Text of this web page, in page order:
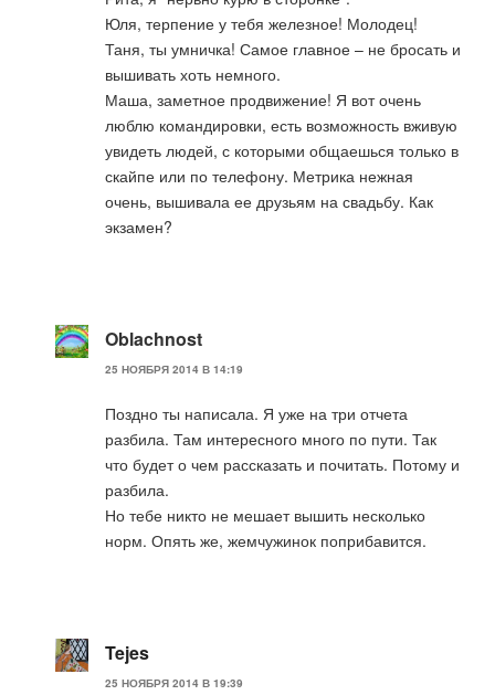
Юля, терпение у тебя железное! Молодец!
Таня, ты умничка! Самое главное – не бросать и
вышивать хоть немного.
Маша, заметное продвижение! Я вот очень
люблю командировки, есть возможность вживую
увидеть людей, с которыми общаешься только в
скайпе или по телефону. Метрика нежная
очень, вышивала ее друзьям на свадьбу. Как
экзамен?
Oblachnost
25 НОЯБРЯ 2014 В 14:19
Поздно ты написала. Я уже на три отчета
разбила. Там интересного много по пути. Так
что будет о чем рассказать и почитать. Потому и
разбила.
Но тебе никто не мешает вышить несколько
норм. Опять же, жемчужинок поприбавится.
Tejes
25 НОЯБРЯ 2014 В 19:39